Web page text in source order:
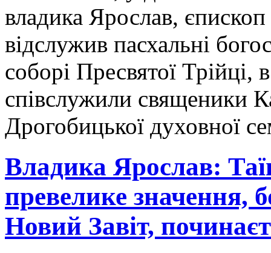
владика Ярослав,
відслужив пасхальні
соборі Пресвятої
співслужили священики
Дрогобицької духовної
Владика Ярослав:
превелике значення,
Новий Завіт,